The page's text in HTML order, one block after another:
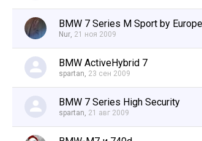
BMW 7 Series M Sport by
Nur, 21 ноя 2009
BMW ActiveHybrid 7
spartan, 23 сен 2009
BMW 7 Series High Security
spartan, 21 авг 2009